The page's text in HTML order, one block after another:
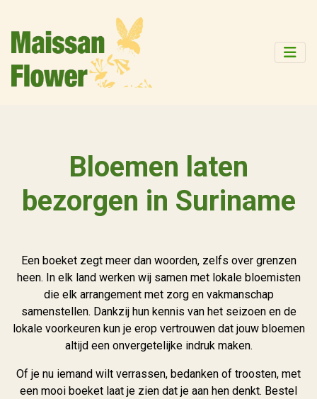
Bloemen laten
bezorgen in Suriname
Een boeket zegt meer dan woorden, zelfs over grenzen
heen. In elk land werken wij samen met lokale bloemisten
die elk arrangement met zorg en vakmanschap
samenstellen. Dankzij hun kennis van het seizoen en de
lokale voorkeuren kun je erop vertrouwen dat jouw bloemen
altijd een onvergetelijke indruk maken.
Of je nu iemand wilt verrassen, bedanken of troosten, met
een mooi boeket laat je zien dat je aan hen denkt. Bestel